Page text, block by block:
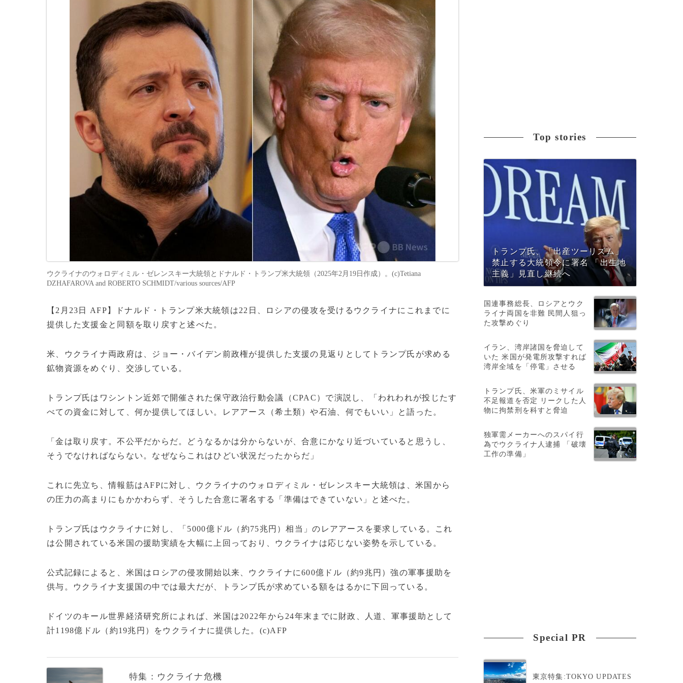
ウクライナのウォロディミル・ゼレンスキー大統領とドナルド・トランプ米大統領（2025年2月19日作成）。(c)Tetiana
DZHAFAROVA and ROBERTO SCHMIDT/various sources/AFP
【2月23日 AFP】ドナルド・トランプ米大統領は22日、ロシアの侵攻を受けるウクライナにこれまでに
提供した支援金と同額を取り戻すと述べた。
米、ウクライナ両政府は、ジョー・バイデン前政権が提供した支援の見返りとしてトランプ氏が求める
鉱物資源をめぐり、交渉している。
トランプ氏はワシントン近郊で開催された保守政治行動会議（CPAC）で演説し、「われわれが投じたす
べての資金に対して、何か提供してほしい。レアアース（希土類）や石油、何でもいい」と語った。
「金は取り戻す。不公平だからだ。どうなるかは分からないが、合意にかなり近づいていると思うし、
そうでなければならない。なぜならこれはひどい状況だったからだ」
これに先立ち、情報筋はAFPに対し、ウクライナのウォロディミル・ゼレンスキー大統領は、米国から
の圧力の高まりにもかかわらず、そうした合意に署名する「準備はできていない」と述べた。
トランプ氏はウクライナに対し、「5000億ドル（約75兆円）相当」のレアアースを要求している。これ
は公開されている米国の援助実績を大幅に上回っており、ウクライナは応じない姿勢を示している。
公式記録によると、米国はロシアの侵攻開始以来、ウクライナに600億ドル（約9兆円）強の軍事援助を
供与。ウクライナ支援国の中では最大だが、トランプ氏が求めている額をはるかに下回っている。
ドイツのキール世界経済研究所によれば、米国は2022年から24年末までに財政、人道、軍事援助として
計1198億ドル（約19兆円）をウクライナに提供した。(c)AFP
特集：ウクライナ危機
Top stories
トランプ氏、「出産ツーリズム」
禁止する大統領令に署名 「出生地
主義」見直し継続へ
国連事務総長、ロシアとウク
ライナ両国を非難 民間人狙っ
た攻撃めぐり
イラン、湾岸諸国を脅迫して
いた 米国が発電所攻撃すれば
湾岸全域を「停電」させる
トランプ氏、米軍のミサイル
不足報道を否定 リークした人
物に拘禁刑を科すと脅迫
独軍需メーカーへのスパイ行
為でウクライナ人逮捕 「破壊
工作の準備」
Special PR
東京特集:TOKYO UPDATES